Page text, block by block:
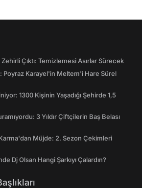
Çıktı: Temizlemesi Asırlar Sürecek
Poyraz Karayel'in Meltem'i Hare Sürel
1300 Kişinin Yaşadığı Şehirde 1,5
3 Yıldır Çiftçilerin Baş Belası
Müjde: 2. Sezon Çekimleri
Dj Olsan Hangi Şarkıyı Çalardın?